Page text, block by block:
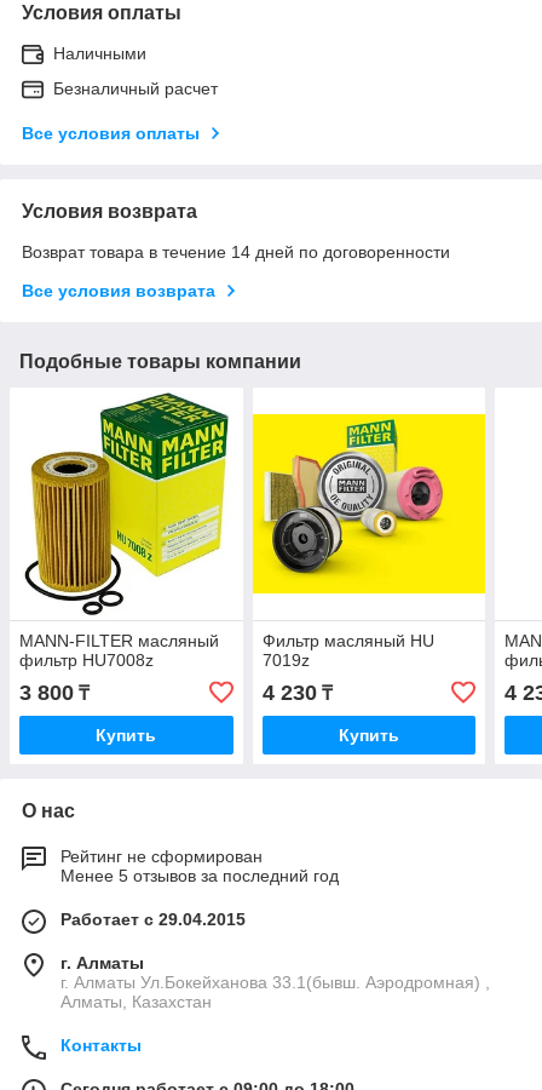
Условия оплаты
Наличными
Безналичный расчет
Все условия оплаты
Условия возврата
Возврат товара в течение 14 дней по договоренности
Все условия возврата
Подобные товары компании
MANN-FILTER масляный
фильтр HU7008z
3 800 ₸
Купить
Фильтр масляный HU
7019z
4 230₸
Купить
4
О нас
Рейтинг не сформирован
Менее 5 отзывов за последний год
Работает с 29.04.2015
г. Алматы
г. Алматы Ул.Бокейханова 33.1(бывш. Аэродромная) ,
Алматы, Казахстан
Контакты